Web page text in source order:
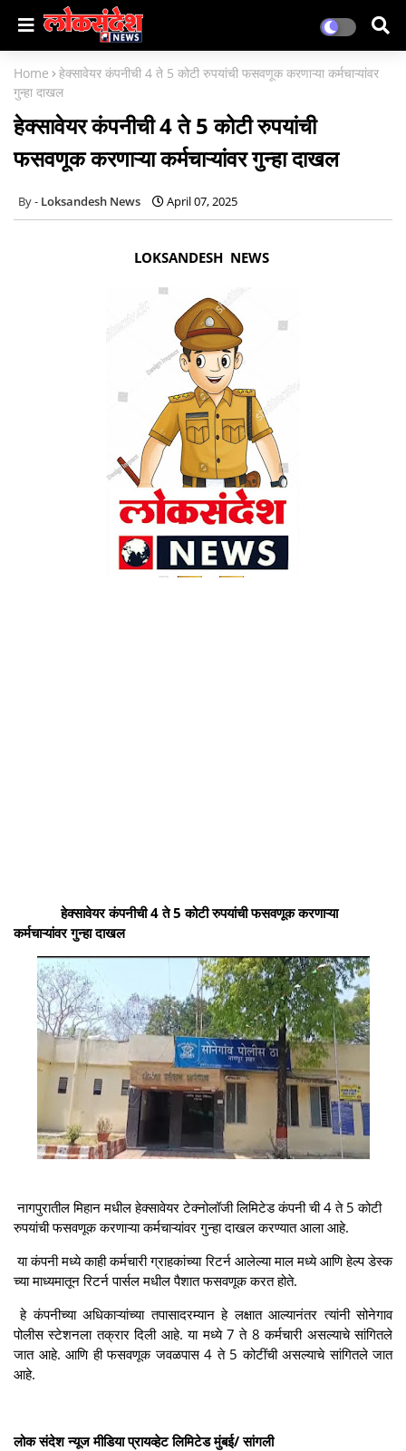
Home
हेक्सावेयर कंपनीची 4 ते 5 कोटी रुपयांची फसवणूक करणाऱ्या कर्मचाऱ्यांवर
गुन्हा दाखल
हेक्सावेयर कंपनीची 4 ते 5 कोटी रुपयांची
फसवणूक करणाऱ्या कर्मचाऱ्यांवर गुन्हा दाखल
Loksandesh News April 07, 2025
LOKSANDESH NEWS
हेक्सावेयर कंपनीची 4 ते 5 कोटी रुपयांची फसवणूक करणाऱ्या
कर्मचाऱ्यांवर गुन्हा दाखल
नागपुरातील मिहान मधील हेक्सावेयर टेक्नोलॉजी लिमिटेड कंपनी ची 4 ते 5 कोटी
रुपयांची फसवणूक करणाऱ्या कर्मचाऱ्यांवर गुन्हा दाखल करण्यात आला आहे.
या कंपनी मध्ये काही कर्मचारी ग्राहकांच्या रिटर्न आलेल्या माल मध्ये आणि हेल्प डेस्क
च्या माध्यमातून रिटर्न पार्सल मधील पैशात फसवणूक करत होते.
हे कंपनीच्या अधिकाऱ्यांच्या तपासादरम्यान हे लक्षात आल्यानंतर त्यांनी सोनेगाव
पोलीस स्टेशनला तक्रार दिली आहे. या मध्ये 7 ते 8 कर्मचारी असल्याचे सांगितले
जात आहे. आणि ही फसवणूक जवळपास 4 ते 5 कोटींची असल्याचे सांगितले जात
आहे.
लोक संदेश न्यूज मीडिया प्रायव्हेट लिमिटेड मुंबई/ सांगली